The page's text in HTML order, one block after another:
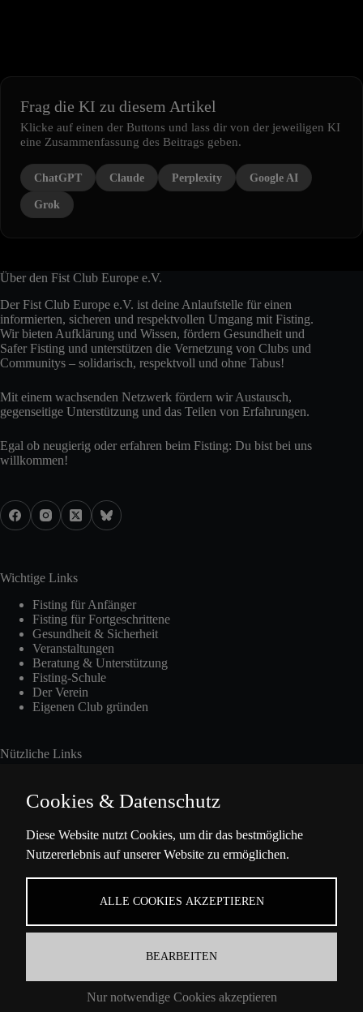
Frag die KI zu diesem Artikel
Klicke auf einen der Buttons und lass dir von der jeweiligen KI
eine Zusammenfassung des Beitrags geben.
ChatGPT Claude Perplexity Google AI
Grok
Über den Fist Club Europe e.V.
Der Fist Club Europe e.V. ist deine Anlaufstelle für einen
informierten, sicheren und respektvollen Umgang mit Fisting.
Wir bieten Aufklärung und Wissen, fördern Gesundheit und
Safer Fisting und unterstützen die Vernetzung von Clubs und
Communitys – solidarisch, respektvoll und ohne Tabus!
Mit einem wachsenden Netzwerk fördern wir Austausch,
gegenseitige Unterstützung und das Teilen von Erfahrungen.
Egal ob neugierig oder erfahren beim Fisting: Du bist bei uns
willkommen!
Wichtige Links
Fisting für Anfänger
Fisting für Fortgeschrittene
Gesundheit & Sicherheit
Veranstaltungen
Beratung & Unterstützung
Fisting-Schule
Der Verein
Eigenen Club gründen
Nützliche Links
Presse
Über Uns
Ella-Barowsky-Str. 47 10829 Berlin
Cookies & Datenschutz
Diese Website nutzt Cookies, um dir das bestmögliche
Nutzererlebnis auf unserer Website zu ermöglichen.
ALLE COOKIES AKZEPTIEREN
BEARBEITEN
Nur notwendige Cookies akzeptieren